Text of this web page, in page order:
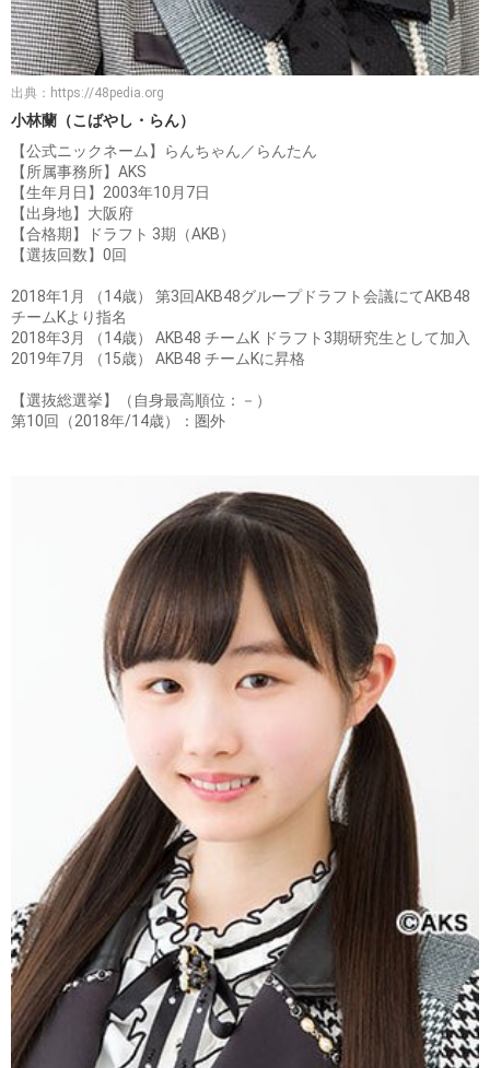
出典： https://48pedia.org
小林蘭（こばやし・らん）
【公式ニックネーム】らんちゃん／らんたん
【所属事務所】AKS
【生年月日】2003年10月7日
【出身地】大阪府
【合格期】ドラフト 3期（AKB）
【選抜回数】0回
2018年1月 （14歳） 第3回AKB48グループドラフト会議にてAKB48
チームKより指名
2018年3月 （14歳） AKB48 チームK ドラフト3期研究生として加入
2019年7月 （15歳） AKB48 チームKに昇格
【選抜総選挙】（自身最高順位：－）
第10回（2018年/14歳）：圏外